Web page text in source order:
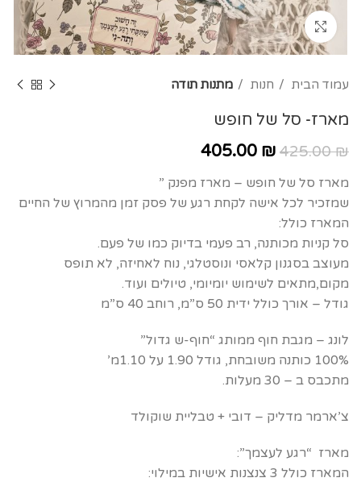
Click to enlarge
עמוד הבית חנות מתנות תודה
מארז- סל של חופש
425.00₪
405.00 ₪
מארז סל של חופש – מארז מפנק ”
שמזכיר לכל אישה לקחת רגע של פסק זמן מהמרוץ של החיים
המארז כולל:
סל קניות מכותנה, רב פעמי בדיוק כמו של פעם.
מעוצב בסגנון קלאסי ונוסטלגי, נוח לאחיזה, לא תופס
מקום,מתאים לשימוש יומיומי, טיולים ועוד.
גודל – אורך כולל ידית 50 ס”מ, רוחב 40 ס”מ
לונג – מגבת חוף ממותג “חוף-ש גדול”
100% כותנה משובחת, גודל 1.90 על 1.10מ’
מתכבס ב – 30 מעלות.
צ’ארמר מדליק – דובי + טבליית שוקולד
מארז “רגע לעצמך”:
המארז כולל 3 צנצנות אישיות במילוי: